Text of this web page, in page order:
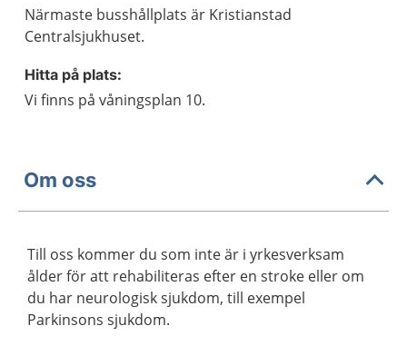
Närmaste busshållplats är Kristianstad
Centralsjukhuset.
Hitta på plats:
Vi finns på våningsplan 10.
Om oss
Till oss kommer du som inte är i yrkesverksam
ålder för att rehabiliteras efter en stroke eller om
du har neurologisk sjukdom, till exempel
Parkinsons sjukdom.